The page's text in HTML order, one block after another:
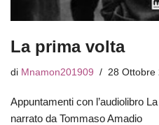
La prima volta
di Mnamon201909 28 Ottobre
Appuntamenti con l’audiolibro
narrato da Tommaso Amadio